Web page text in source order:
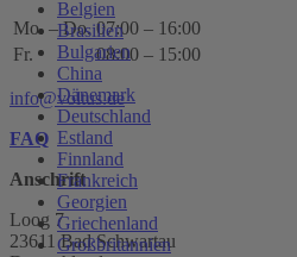
Belgien
Brasilien
Bulgarien
China
Dänemark
Deutschland
Estland
Finnland
Frankreich
Georgien
Griechenland
Großbritannien
Mo. – Do. 07:00 – 16:00
Fr.
08:00 – 15:00
info@voltus.de
FAQ
Anschrift
Loog 7
23611 Bad Schwartau